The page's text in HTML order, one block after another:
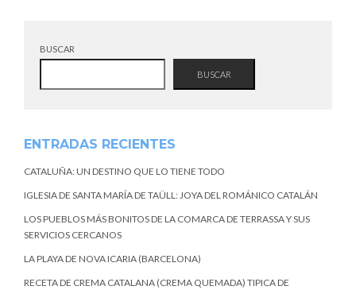
BUSCAR
BUSCAR
ENTRADAS RECIENTES
CATALUÑA: UN DESTINO QUE LO TIENE TODO
IGLESIA DE SANTA MARÍA DE TAÜLL: JOYA DEL ROMÁNICO CATALÁN
LOS PUEBLOS MÁS BONITOS DE LA COMARCA DE TERRASSA Y SUS
SERVICIOS CERCANOS
LA PLAYA DE NOVA ICARIA (BARCELONA)
RECETA DE CREMA CATALANA (CREMA QUEMADA) TIPICA DE